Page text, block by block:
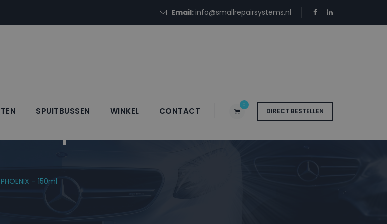
Email:info@smallrepairsystems.nl
DIRECT BESTELLEN
0
SPUITBUSSEN WINKEL CONTACT
Spuitbus A4 DARK
– 150ml